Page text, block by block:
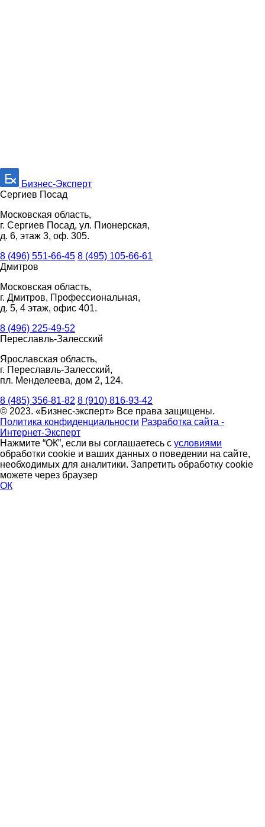
Бизнес-Эксперт
Сергиев Посад
Московская область,
г. Сергиев Посад, ул. Пионерская,
д. 6, этаж 3, оф. 305.
8 (496) 551-66-45 8 (495) 105-66-61
Дмитров
Московская область,
г. Дмитров, Профессиональная,
д. 5, 4 этаж, офис 401.
8 (496) 225-49-52
Переславль-Залесский
Ярославская область,
г. Переславль-Залесский,
пл. Менделеева, дом 2, 124.
8 (485) 356-81-82 8 (910) 816-93-42
© 2023. «Бизнес-эксперт» Все права защищены.
Политика конфиденциальности Разработка сайта -
Интернет-Эксперт
Нажмите “ОК”, если вы соглашаетесь с условиями
обработки cookie и ваших данных о поведении на сайте,
необходимых для аналитики. Запретить обработку cookie
можете через браузер
ОК